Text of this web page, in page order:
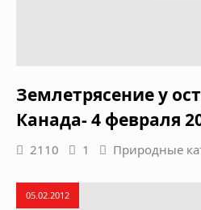
Землетрясение у
Канада- 4 февраля
2110 1 Природные
05.02.2012